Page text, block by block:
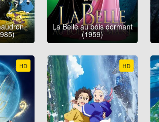
La Belle au bois dormant
(1959)
HD HD